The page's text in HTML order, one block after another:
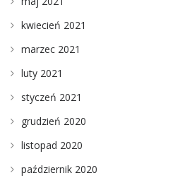
kwiecień 2021
marzec 2021
luty 2021
styczeń 2021
grudzień 2020
listopad 2020
październik 2020